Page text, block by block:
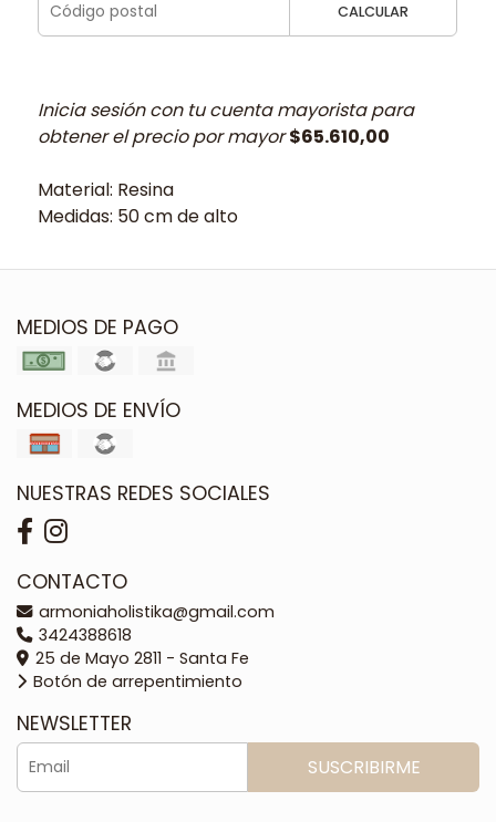
CALCULAR
Inicia sesión con tu cuenta mayorista para
obtener el precio por mayor$65.610,00
Material: Resina
Medidas: 50 cm de alto
MEDIOS DE PAGO
MEDIOS DE ENVÍO
NUESTRAS REDES SOCIALES
CONTACTO
armoniaholistika@gmail.com
3424388618
25 de Mayo 2811 - Santa Fe
Botón de arrepentimiento
NEWSLETTER
SUSCRIBIRME